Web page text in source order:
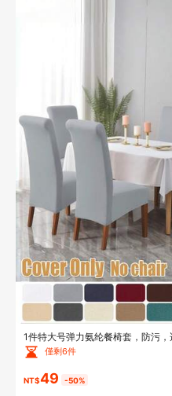
1件特大号弹力氨纶餐椅套，防污
装饰
僅剩6件
NT$49 -50%